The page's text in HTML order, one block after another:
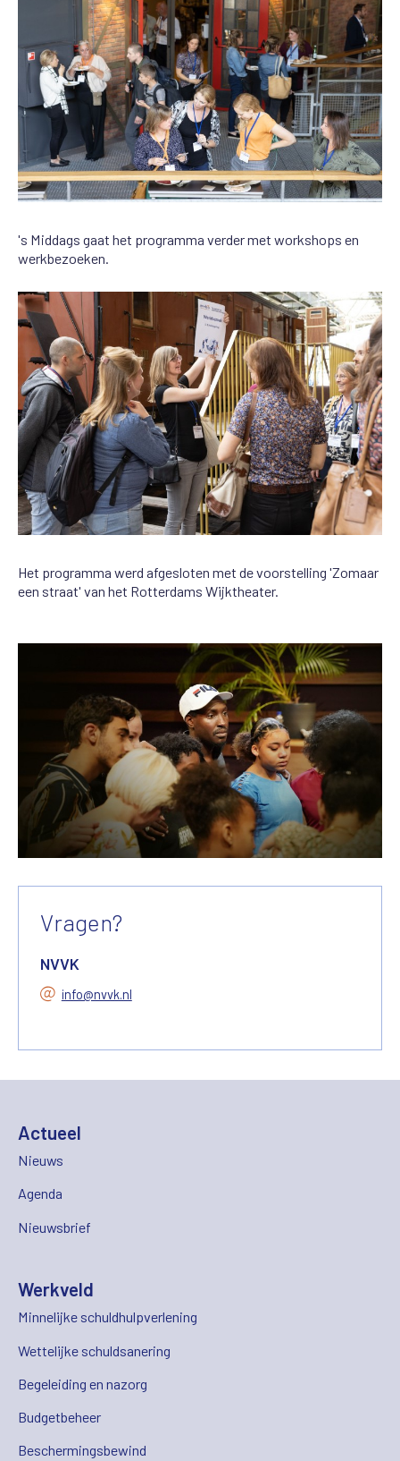
's Middags gaat het programma verder met workshops en
werkbezoeken.
Het programma werd afgesloten met de voorstelling 'Zomaar
een straat' van het Rotterdams Wijktheater.
Vragen?
NVVK
info@nvvk.nl
Actueel
Nieuws
Agenda
Nieuwsbrief
Werkveld
Minnelijke schuldhulpverlening
Wettelijke schuldsanering
Begeleiding en nazorg
Budgetbeheer
Beschermingsbewind